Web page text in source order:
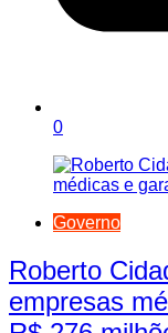
0
Governo
Roberto
empresas